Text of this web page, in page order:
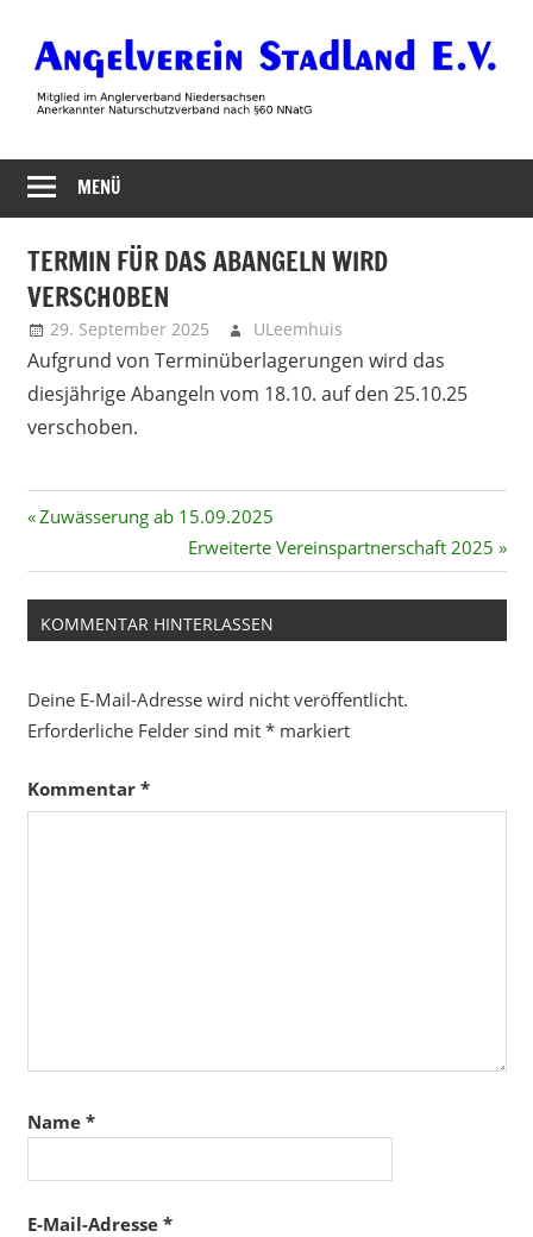
Inhalt
springen
Angelverein
Stadland
MENÜ
TERMIN FÜR DAS ABANGELN WIRD
VERSCHOBEN
29. September 2025 ULeemhuis
Aufgrund von Terminüberlagerungen wird das
diesjährige Abangeln vom 18.10. auf den 25.10.25
verschoben.
Beitragsnavigation
Vorheriger
Zuwässerung ab 15.09.2025
Nächster
Beitrag:
Erweiterte Vereinspartnerschaft 2025
KOMMENTAR HINTERLASSEN
Deine E-Mail-Adresse wird nicht veröffentlicht.
Erforderliche Felder sind mit *markiert
Kommentar *
Name *
E-Mail-Adresse *